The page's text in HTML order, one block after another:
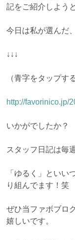
記をご紹介しよう
今日は私が選んだ
↓↓↓
（青字をタップす
http://favorinico.jp/
いかがでしたか？
スタッフ日記は毎
「ゆるく」といい
り組んでます！笑
ぜひ当ファボブロ
嬉しいです。